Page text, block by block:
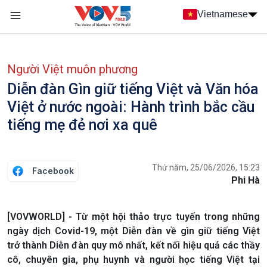
Nhảy đến nội dung
Vietnamese
Người Việt muôn phương
Diễn đàn Gìn giữ tiếng Việt và Văn hóa
Việt ở nước ngoài: Hành trình bắc cầu
tiếng mẹ đẻ nơi xa quê
Facebook Thứ năm, 25/06/2026, 15:23
Phi Hà
[VOVWORLD] - Từ một hội thảo trực tuyến trong những
ngày dịch Covid-19, một Diễn đàn về gìn giữ tiếng Việt
trở thành Diễn đàn quy mô nhất, kết nối hiệu quả các thầy
cô, chuyên gia, phụ huynh và người học tiếng Việt tại